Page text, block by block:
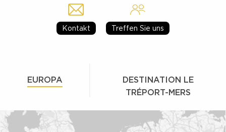
Kontakt Treffen Sie uns
EUROPA
DESTINATION LE
TRÉPORT-MERS